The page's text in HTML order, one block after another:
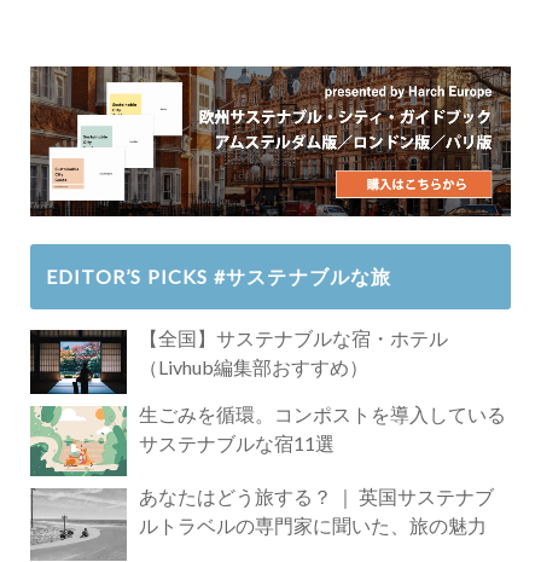
EDITOR’S PICKS #サステナブルな旅
【全国】サステナブルな宿・ホテル
（Livhub編集部おすすめ）
生ごみを循環。コンポストを導入している
サステナブルな宿11選
あなたはどう旅する？ ｜ 英国サステナブ
ルトラベルの専門家に聞いた、旅の魅力